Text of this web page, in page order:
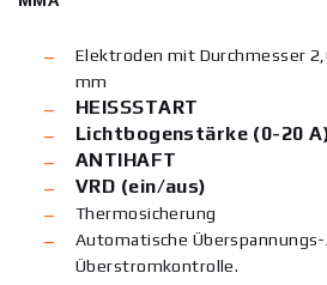
Elektroden mit Durchmesser
mm
HEISSSTART
Lichtbogenstärke (0-20
ANTIHAFT
VRD (ein/aus)
Thermosicherung
Automatische
Überstromkontrolle.